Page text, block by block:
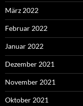
März 2022
Februar 2022
Januar 2022
Dezember 2021
November 2021
Oktober 2021